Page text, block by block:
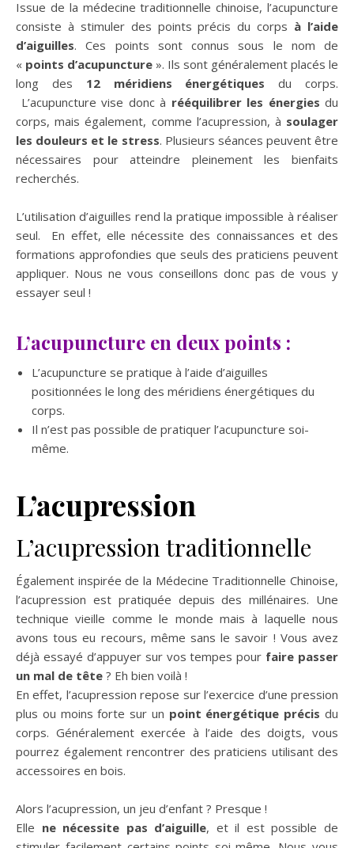
Issue de la médecine traditionnelle chinoise, l’acupuncture
consiste à stimuler des points précis du corps à l’aide
d’aiguilles. Ces points sont connus sous le nom de
« points d’acupuncture ». Ils sont généralement placés le
long des 12 méridiens énergétiques du corps.
L’acupuncture vise donc à rééquilibrer les énergies du
corps, mais également, comme l’acupression, à soulager
les douleurs et le stress. Plusieurs séances peuvent être
nécessaires pour atteindre pleinement les bienfaits
recherchés.
L’utilisation d’aiguilles rend la pratique impossible à réaliser
seul. En effet, elle nécessite des connaissances et des
formations approfondies que seuls des praticiens peuvent
appliquer. Nous ne vous conseillons donc pas de vous y
essayer seul !
L’acupuncture en deux points :
L’acupuncture se pratique à l’aide d’aiguilles
positionnées le long des méridiens énergétiques du
corps.
Il n’est pas possible de pratiquer l’acupuncture soi-
même.
L’acupression
L’acupression traditionnelle
Également inspirée de la Médecine Traditionnelle Chinoise,
l’acupression est pratiquée depuis des millénaires. Une
technique vieille comme le monde mais à laquelle nous
avons tous eu recours, même sans le savoir ! Vous avez
déjà essayé d’appuyer sur vos tempes pour faire passer
un mal de tête ? Eh bien voilà !
En effet, l’acupression repose sur l’exercice d’une pression
plus ou moins forte sur un point énergétique précis du
corps. Généralement exercée à l’aide des doigts, vous
pourrez également rencontrer des praticiens utilisant des
accessoires en bois.
Alors l’acupression, un jeu d’enfant ? Presque !
Elle ne nécessite pas d’aiguille, et il est possible de